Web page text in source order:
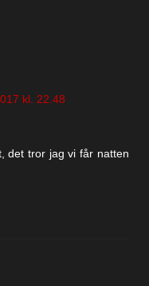
kl. 22.48
det tror jag vi får natten